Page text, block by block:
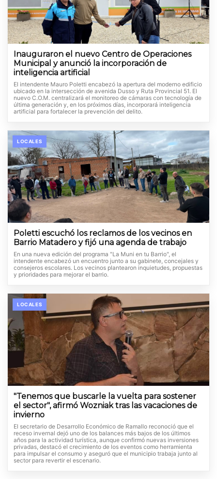
Inauguraron el nuevo Centro de Operaciones
Municipal y anunció la incorporación de
inteligencia artificial
El intendente Mauro Poletti encabezó la apertura del moderno edificio
ubicado en la intersección de avenida Dusso y Ruta Provincial 51. El
nuevo C.O.M. centralizará el monitoreo de cámaras con tecnología de
última generación y, en los próximos días, incorporará inteligencia
artificial para fortalecer la prevención del delito.
LOCALES
Poletti escuchó los reclamos de los vecinos en
Barrio Matadero y fijó una agenda de trabajo
En una nueva edición del programa "La Muni en tu Barrio", el
intendente encabezó un encuentro junto a su gabinete, concejales y
consejeros escolares. Los vecinos plantearon inquietudes, propuestas
y prioridades para mejorar el barrio.
LOCALES
"Tenemos que buscarle la vuelta para sostener
el sector", afirmó Wozniak tras las vacaciones de
invierno
El secretario de Desarrollo Económico de Ramallo reconoció que el
receso invernal dejó uno de los balances más bajos de los últimos
años para la actividad turística, aunque confirmó nuevas inversiones
privadas, destacó el crecimiento de los eventos como herramienta
para impulsar el consumo y aseguró que el municipio trabaja junto al
sector para revertir el escenario.